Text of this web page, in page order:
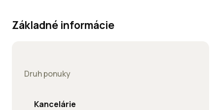
Základné informácie
Druh ponuky
Kancelárie